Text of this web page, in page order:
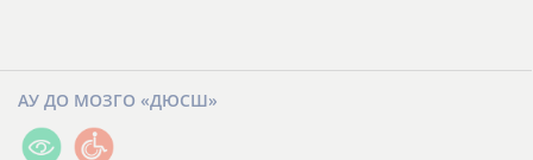
АУ ДО МОЗГО «ДЮСШ»